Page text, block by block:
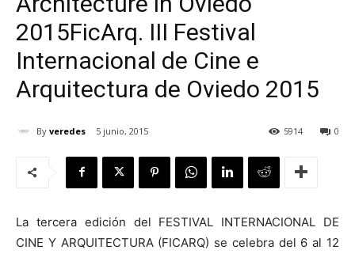
2015FicArq. III Festival
Internacional de Cine e
Arquitectura de Oviedo 2015
By veredes 5 junio, 2015 0
5914
La tercera edición del FESTIVAL INTERNACIONAL DE
CINE Y ARQUITECTURA (FICARQ) se celebra del 6 al 12